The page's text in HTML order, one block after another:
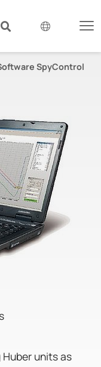
SpyControl
units as